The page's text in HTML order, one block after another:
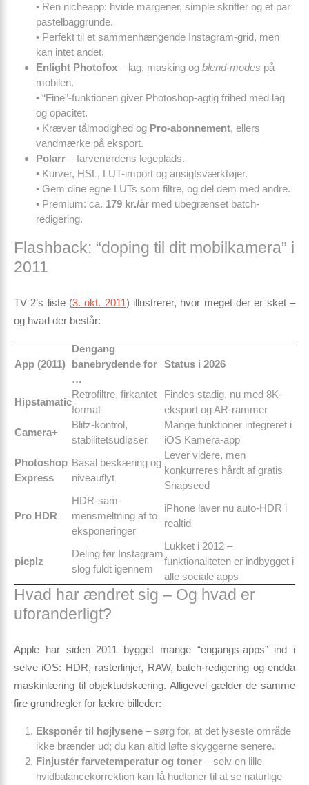
• Ren nicheapp: hvide margener, simple skrifter og et par
pastelbaggrunde.
• Perfekt til et sammenhængende Instagram-grid, men
kan intet andet.
Enlight Photofox – lag, masking og blend-modes på
mobilen.
• “Fine”-funktionen giver Photoshop-agtig frihed med lag
og opacitet.
• Kræver tålmodighed og Pro-abonnement, ellers
vandmærke på eksport.
Polarr – farvenørdens legeplads.
• Kurver, HSL, LUT-import og ansigtsværktøjer.
• Gem dine egne LUTs som filtre, og del dem med andre.
• Premium: ca. 179 kr./år med ubegrænset batch-
redigering.
Flashback: “doping til dit mobilkamera” i
2011
TV 2’s liste (3. okt. 2011) illustrerer, hvor meget der er sket –
og hvad der består:
App (2011)
Dengang
banebrydende for
…
Status i 2026
Hipstamatic
Retrofiltre, firkantet
format
Findes stadig, nu med 8K-
eksport og AR-rammer
Camera+
Blitz-kontrol,
stabilitetsudløser
Mange funktioner integreret i
iOS Kamera-app
Photoshop
Express
Basal beskæring og
niveauflyt
Lever videre, men
konkurreres hårdt af gratis
Snapseed
Pro HDR
HDR-sam­
mensmelt­ning af to
eksponeringer
iPhone laver nu auto-HDR i
realtid
picplz
Deling før Instagram
slog fuldt igennem
Lukket i 2012 –
funktionaliteten er indbygget i
alle sociale apps
Hvad har ændret sig – Og hvad er
uforanderligt?
Apple har siden 2011 bygget mange “engangs-apps” ind i
selve iOS: HDR, rasterlinjer, RAW, batch-redigering og endda
maskinlæring til objekt­udskæring. Alligevel gælder de samme
fire grundregler for lækre billeder:
Eksponér til højlysene – sørg for, at det lyseste område
ikke brænder ud; du kan altid løfte skyggerne senere.
Finjustér farvetemperatur og toner – selv en lille
hvidbalancekorrektion kan få hudtoner til at se naturlige